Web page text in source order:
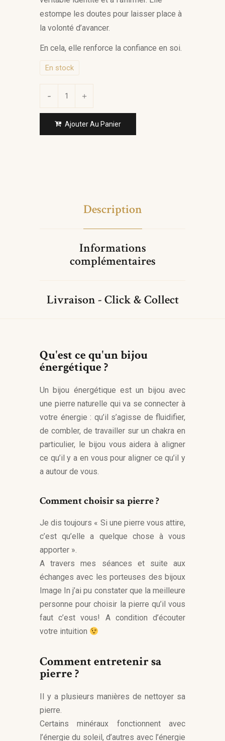
estompe les doutes pour laisser place à
la volonté d’avancer.
En cela, elle renforce la confiance en soi.
En stock
Ajouter Au Panier
Description
Informations
complémentaires
Livraison - Click & Collect
Qu'est ce qu'un bijou
énergétique ?
Un bijou énergétique est un bijou avec
une pierre naturelle qui va se connecter à
votre énergie : qu’il s’agisse de fluidifier,
de combler, de travailler sur un chakra en
particulier, le bijou vous aidera à aligner
ce qu’il y a en vous pour aligner ce qu’il y
a autour de vous.
Comment choisir sa pierre ?
Je dis toujours « Si une pierre vous attire,
c’est qu’elle a quelque chose à vous
apporter ».
A travers mes séances et suite aux
échanges avec les porteuses des bijoux
Image In j’ai pu constater que la meilleure
personne pour choisir la pierre qu’il vous
faut c’est vous! A condition d’écouter
votre intuition
Comment entretenir sa
pierre ?
Il y a plusieurs manières de nettoyer sa
pierre.
Certains minéraux fonctionnent avec
l’énergie du soleil, d’autres avec l’énergie